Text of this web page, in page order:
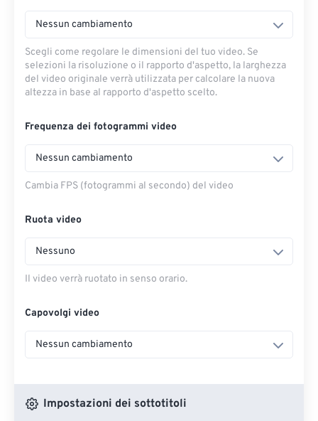
Nessun cambiamento
Scegli come regolare le dimensioni del tuo video. Se
selezioni la risoluzione o il rapporto d'aspetto, la larghezza
del video originale verrà utilizzata per calcolare la nuova
altezza in base al rapporto d'aspetto scelto.
Frequenza dei fotogrammi video
Nessun cambiamento
Cambia FPS (fotogrammi al secondo) del video
Ruota video
Nessuno
Il video verrà ruotato in senso orario.
Capovolgi video
Nessun cambiamento
Impostazioni dei sottotitoli